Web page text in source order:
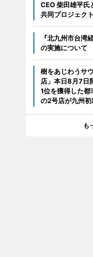
CEO 柴田雄平氏
共同プロジェク
『北九州市台湾
の実施について
樹をあじわうサ
店」本日8月7
1位を獲得した都
の2号店が九州初
も